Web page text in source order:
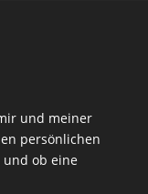
und meiner
persönlichen
und ob eine